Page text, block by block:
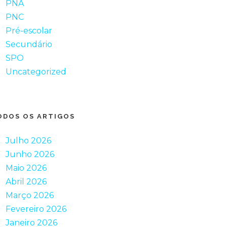
PNA
PNC
Pré-escolar
Secundário
SPO
Uncategorized
OS ARTIGOS
Julho 2026
Junho 2026
Maio 2026
Abril 2026
Março 2026
Fevereiro 2026
Janeiro 2026